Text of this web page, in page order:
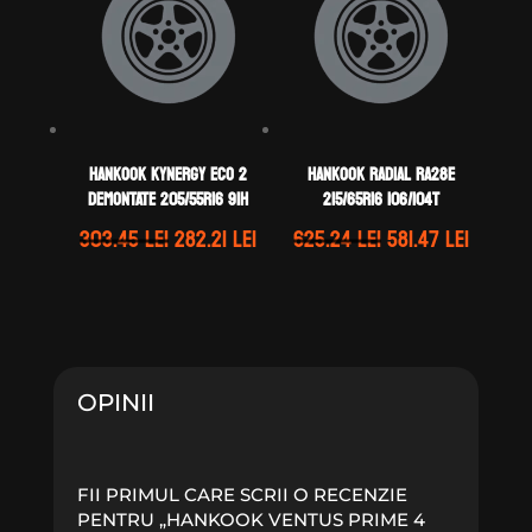
Hankook KYNERGY ECO 2
DEMONTATE 205/55R16 91H
303.45leiPrețul
282.21leiPrețul
Hankook RADIAL RA28E
215/65R16 106/104T
625.24leiPrețul
581.47leiPrețul
OPINII
FII PRIMUL CARE SCRII O RECENZIE
PENTRU „HANKOOK VENTUS PRIME 4